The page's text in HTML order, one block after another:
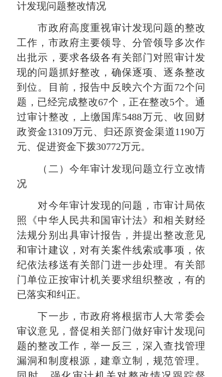
计发现问题整改情况
市政府高度重视审计发现问题的整改
工作，市政府主要领导、分管领导多次作
出批示，要求各级各有关部门对照审计发
现的问题抓好整改，确保逐项、逐条整改
到位。目前，报告中反映六个方面72个问
题，已经完成整改67个，正在整改5个。通
过审计整改，上缴国库5488万元、收回财
政资金13109万元、归还原资金渠道1190万
元、促进资金下拨30772万元。
（二）今年审计发现问题立行立改情
况
对今年审计发现的问题，市审计局依
照《中华人民共和国审计法》和相关财经
法规分别出具审计报告，并提出整改意见
和审计建议，对有关案件线索或事项，依
纪依法移送有关部门进一步处理。有关部
门单位正按审计机关要求组织整改，有的
已落实和纠正。
下一步，市政府将根据市人大常委会
审议意见，督促相关部门做好审计发现问
题的整改工作，举一反三，深入查找管理
漏洞和制度根源，建章立制，规范管理。